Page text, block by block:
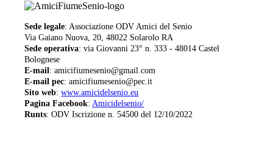
Sede legale: Associazione ODV Amici del Senio
Via Gaiano Nuova, 20, 48022 Solarolo RA
Sede operativa: via Giovanni 23° n. 333 - 48014 Castel
Bolognese
E-mail : amicifiumesenio@gmail.com
E-mail pec: amicifiumesenio@pec.it
Sito web:www.amicidelsenio.eu
Pagina Facebook: Amicidelsenio/
Runts: ODV Iscrizione n. 54500 del 12/10/2022